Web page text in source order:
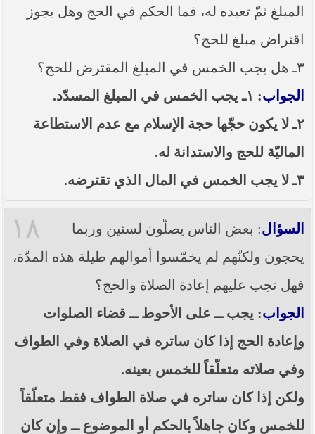
المبلغ ثمّ تعيده له، فما الحكم في الحج وهل يجوز
اقتراض مبلغ للحج؟
٣ـ هل يجب الخمس في المبلغ المقترض للحج؟
الجواب: ١ـ يجب الخمس في المبلغ المسدّد.
٢ـ لا يكون حجّها حجة الإسلام مع عدم الاستطاعة
الماليّة للحج والاستدانة له.
٣ـ لا يجب الخمس في المال الذي تقترضه.
١٨ السؤال: بعض الناس يصلّون لسنين وربما
يحجون ولكنّهم لم يخمّسوا أموالهم طيلة هذه المدّة،
فهل تجب عليهم إعادة الصلاة والحج؟
الجواب: يجب ــ على الأحوط ــ قضاء الصلوات
وإعادة الحج إذا كان ساتره في الصلاة وفي الطواف
وفي صلاته متعلّقاً للخمس بعينه.
ولكن إذا كان ساتره في صلاة الطواف فقط متعلّقاً
للخمس وكان جاهلاً بالحكم أو الموضوع ــ وإن كان